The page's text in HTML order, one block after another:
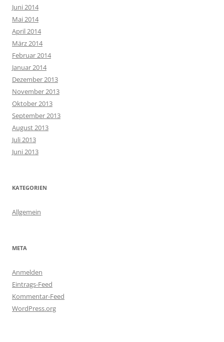
Juni 2014
Mai 2014
April 2014
März 2014
Februar 2014
Januar 2014
Dezember 2013
November 2013
Oktober 2013
September 2013
August 2013
Juli 2013
Juni 2013
KATEGORIEN
Allgemein
META
Anmelden
Eintrags-Feed
Kommentar-Feed
WordPress.org